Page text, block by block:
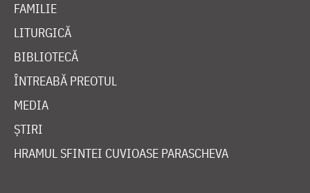
FAMILIE
LITURGICĂ
BIBLIOTECĂ
ÎNTREABĂ PREOTUL
MEDIA
ȘTIRI
HRAMUL SFINTEI CUVIOASE PARASCHEVA